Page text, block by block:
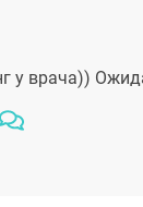
у врача))